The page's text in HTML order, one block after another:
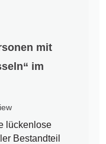
mit
im
lückenlose
Bestandteil